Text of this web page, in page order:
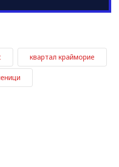
квартал крайморие